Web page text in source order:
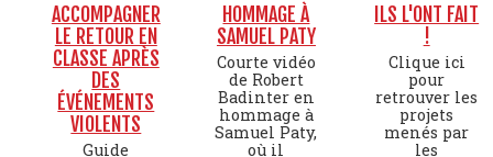
ACCOMPAGNER
LE RETOUR EN
CLASSE APRÈS
DES
ÉVÉNEMENTS
VIOLENTS
Guide
HOMMAGE À
SAMUEL PATY
Courte vidéo
de Robert
Badinter en
hommage à
Samuel Paty,
où il
ILS L'ONT FAIT
!
Clique ici
pour
retrouver les
projets
menés par
les